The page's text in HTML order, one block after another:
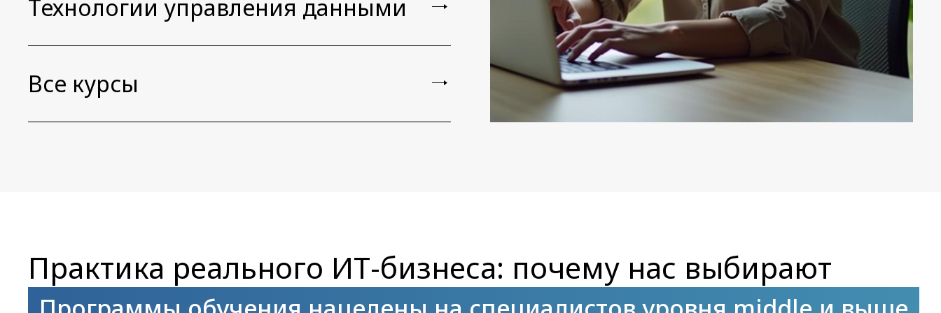
Технологии управления данными
Все курсы
Практика реального ИТ-бизнеса: почему нас выбирают